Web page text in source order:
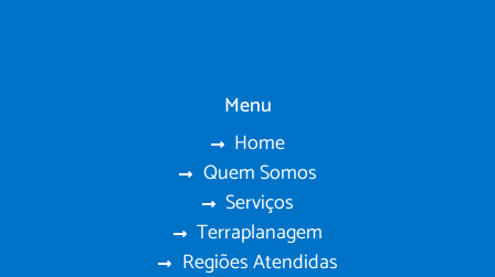
Menu
Home
Quem Somos
Serviços
Terraplanagem
Regiões Atendidas